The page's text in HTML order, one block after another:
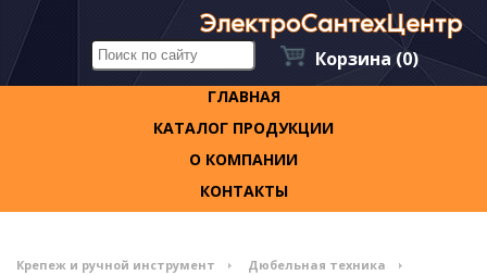
Корзина (0)
ГЛАВНАЯ
КАТАЛОГ ПРОДУКЦИИ
О КОМПАНИИ
КОНТАКТЫ
Крепеж и ручной инструмент
Дюбельная техника